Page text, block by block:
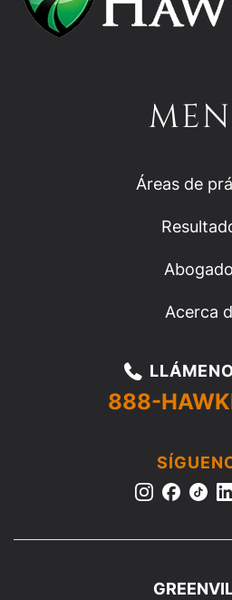
Áreas de
Acerca
888-